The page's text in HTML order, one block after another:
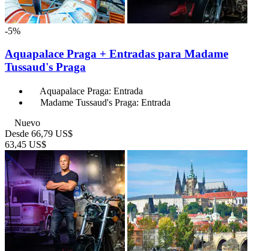
-5%
Aquapalace Praga + Entradas para Madame
Tussaud's Praga
Aquapalace Praga: Entrada
Madame Tussaud's Praga: Entrada
Nuevo
Desde 66,79 US$
63,45 US$